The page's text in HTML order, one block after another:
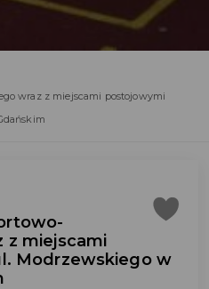
wraz z miejscami postojowymi
z miejscami
Modrzewskiego w